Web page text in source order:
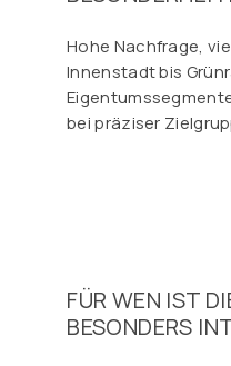
Hohe Nachfrage,
Innenstadt bis
bei präziser
FÜR WEN IST
BESONDERS